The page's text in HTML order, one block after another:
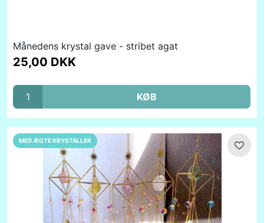
Månedens krystal gave - stribet agat
25,00 DKK
KØB
MED ÆGTE KRYSTALLER